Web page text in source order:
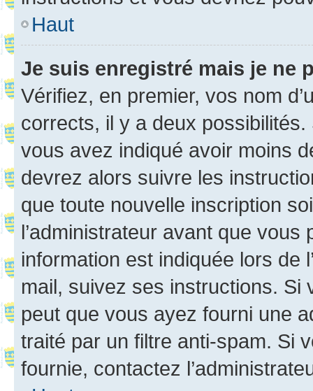
Haut
Je suis enregistré mais je ne
Vérifiez, en premier, vos nom
corrects, il y a deux
vous avez indiqué avoir moins
devrez alors suivre les
que toute nouvelle inscription
l’administrateur avant que
information est indiquée lors de
mail, suivez ses instructions. Si
peut que vous ayez fourni une
traité par un filtre anti-spam. Si
fournie, contactez